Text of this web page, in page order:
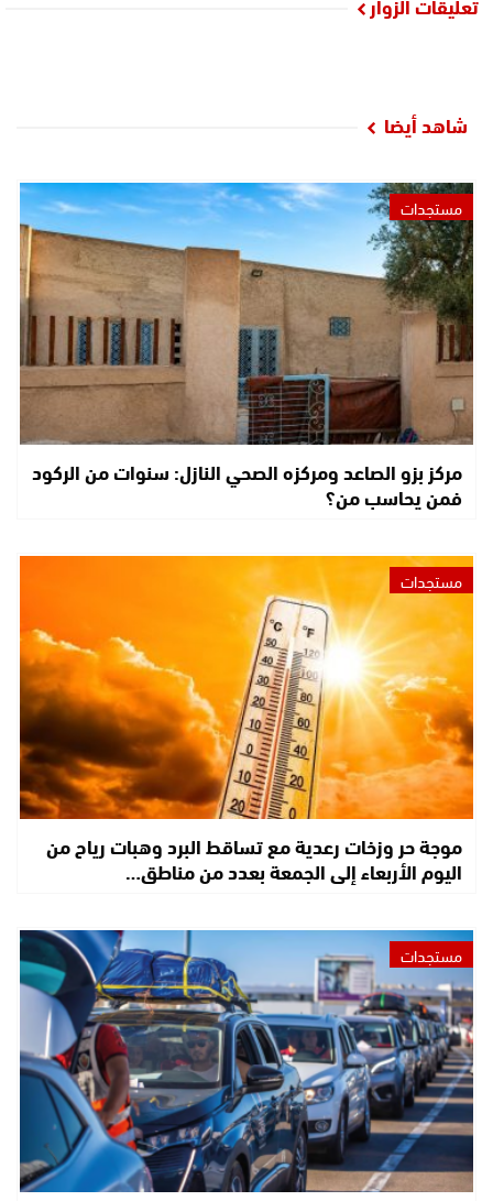
شاهد أيضا
مستجدات
مركز بزو الصاعد ومركزه الصحي النازل: سنوات من الركود
فمن يحاسب من؟
مستجدات
موجة حر وزخات رعدية مع تساقط البرد وهبات رياح من
اليوم الأربعاء إلى الجمعة بعدد من مناطق…
مستجدات